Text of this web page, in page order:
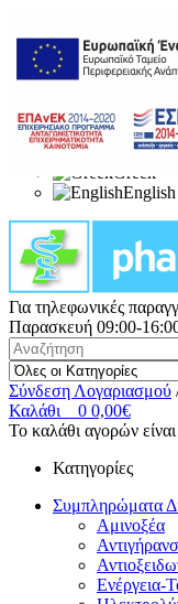
Δωρεάν μεταφορικά
Greek
English
Για τηλεφωνικές
Παρασκευή 09:00-
Σύνδεση Λογαριασμού
Καλάθι
0 0,00€
Το καλάθι αγορών
Κατηγορίες
Συμπληρώματα
Αμινοξέα
Ενέργεια-